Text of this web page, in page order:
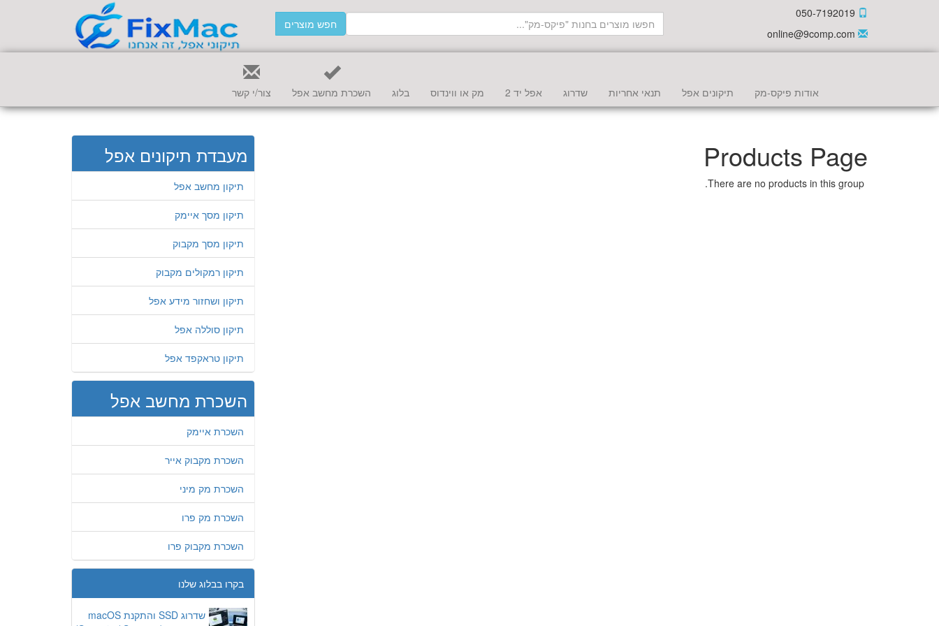
חפש מוצרים
online@9comp.com
אודות פיקס-מק תיקונים אפל תנאי אחריות שדרוג אפל יד 2 מק או ווינדוס בלוג השכרת מחשב אפל צור/י קשר
Products Page
There are no products in this group.
מעבדת תיקונים אפל
תיקון מחשב אפל
תיקון מסך איימק
תיקון מסך מקבוק
תיקון רמקולים מקבוק
תיקון ושחזור מידע אפל
תיקון סוללה אפל
תיקון טראקפד אפל
השכרת מחשב אפל
השכרת איימק
השכרת מקבוק אייר
השכרת מק מיני
השכרת מק פרו
השכרת מקבוק פרו
בקרו בבלוג שלנו
שדרוג SSD והתקנת macOS